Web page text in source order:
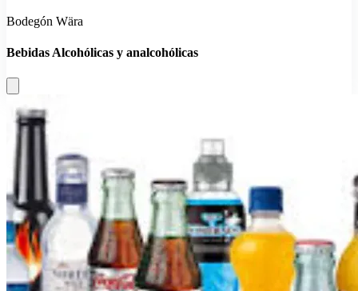
Bodegón Wära
Bebidas Alcohólicas y analcohólicas